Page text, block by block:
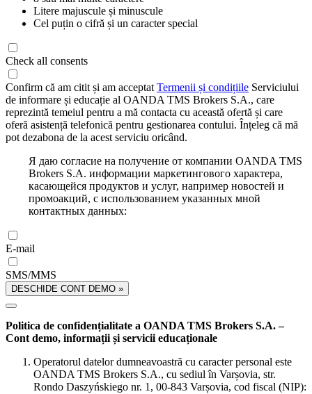
Litere majuscule și minuscule
Cel puțin o cifră și un caracter special
Check all consents
Confirm că am citit și am acceptat Termenii și condițiile Serviciului
de informare și educație al OANDA TMS Brokers S.A., care
reprezintă temeiul pentru a mă contacta cu această ofertă și care
oferă asistență telefonică pentru gestionarea contului. Înțeleg că mă
pot dezabona de la acest serviciu oricând.
Я даю согласие на получение от компании OANDA TMS
Brokers S.A. информации маркетингового характера,
касающейся продуктов и услуг, например новостей и
промоакций, с использованием указанных мной
контактных данных:
E-mail
SMS/MMS
DESCHIDE CONT DEMO »
Politica de confidențialitate a OANDA TMS Brokers S.A. –
Cont demo, informații și servicii educaționale
Operatorul datelor dumneavoastră cu caracter personal este
OANDA TMS Brokers S.A., cu sediul în Varșovia, str.
Rondo Daszyńskiego nr. 1, 00-843 Varșovia, cod fiscal (NIP):